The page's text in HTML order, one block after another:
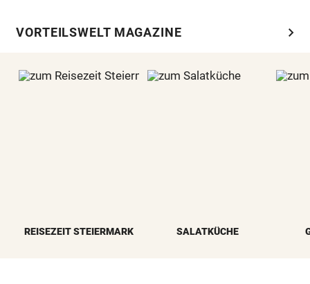
VORTEILSWELT MAGAZINE chevron_right
REISEZEIT STEIERMARK SALATKÜCHE